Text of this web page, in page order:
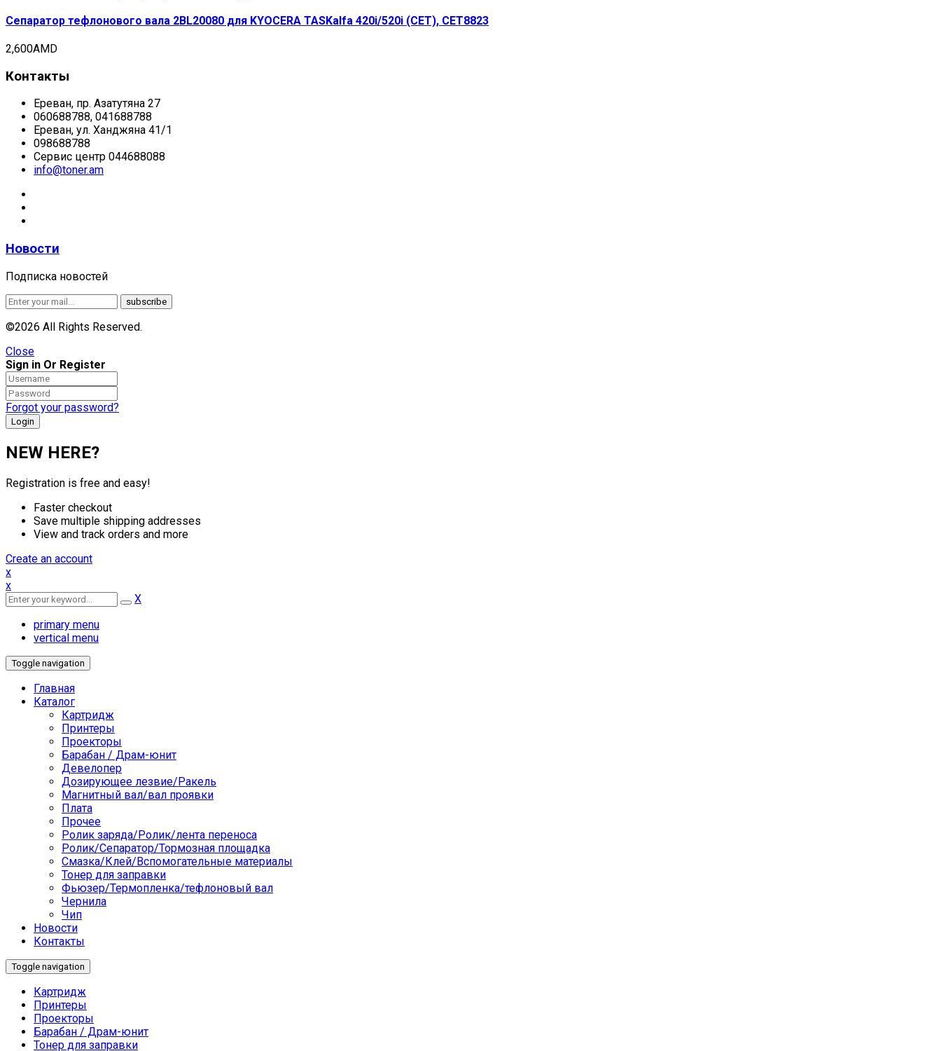
Сепаратор тефлонового вала 2BL20080 для KYOCERA TASKalfa 420i/520i (CET), CET8823
2,600AMD
Контакты
Ереван, пр. Азатутяна 27
060688788, 041688788
Ереван, ул. Ханджяна 41/1
098688788
Сервис центр 044688088
info@toner.am
Новости
Подписка новостей
©2026 All Rights Reserved.
Close
Sign in Or Register
Forgot your password?
NEW HERE?
Registration is free and easy!
Faster checkout
Save multiple shipping addresses
View and track orders and more
Create an account
x
x
X
primary menu
vertical menu
Toggle navigation
Главная
Каталог
Картридж
Принтеры
Проекторы
Барабан / Драм-юнит
Девелопер
Дозирующее лезвие/Ракель
Магнитный вал/вал проявки
Плата
Прочее
Ролик заряда/Ролик/лента переноса
Ролик/Сепаратор/Тормозная площадка
Смазка/Клей/Вспомогательные материалы
Тонер для заправки
Фьюзер/Термопленка/тефлоновый вал
Чернила
Чип
Новости
Контакты
Toggle navigation
Картридж
Принтеры
Проекторы
Барабан / Драм-юнит
Тонер для заправки